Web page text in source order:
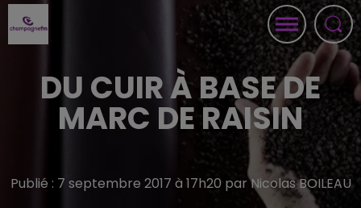
DU CUIR À BASE DE
MARC DE RAISIN
Publié : 7 septembre 2017 à 17h20 par Nicolas BOILEAU